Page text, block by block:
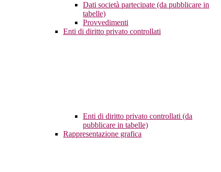
Dati società partecipate (da pubblicare in
tabelle)
Provvedimenti
Enti di diritto privato controllati
Enti di diritto privato controllati (da
pubblicare in tabelle)
Rappresentazione grafica